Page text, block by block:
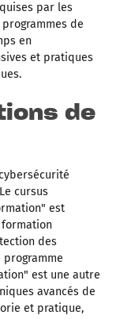
par les
de
en
et pratiques
de
cursus
est
des
est une autre
avancés de
et pratique,